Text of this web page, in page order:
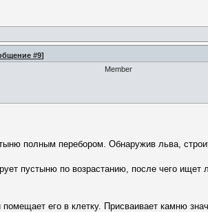
#9]
Member
полным перебором. Обнаружив льва, строит
пустыню по возрастанию, после чего ищет
его в клетку. Присваивает камню